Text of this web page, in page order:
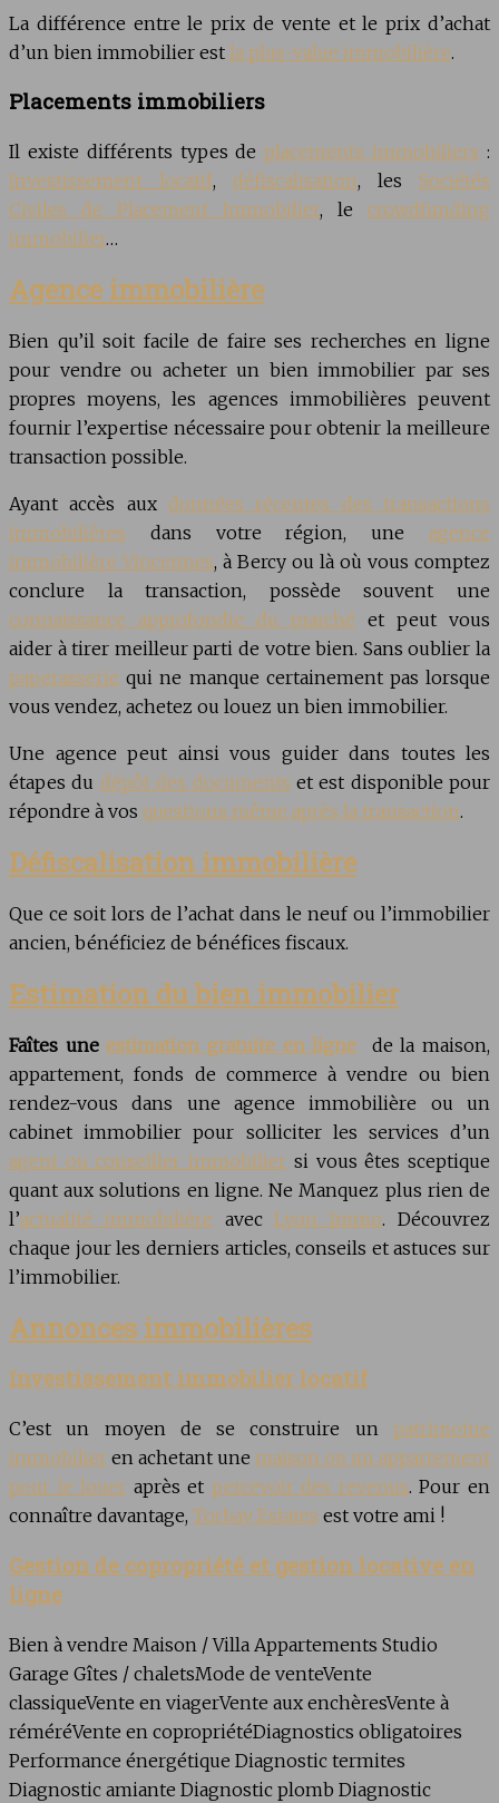
La différence entre le prix de vente et le prix d’achat
d’un bien immobilier est la plus-value immobilière.
Placements immobiliers
Il existe différents types deplacements immobiliers :
Investissement locatif, défiscalisation, les Sociétés
Civiles de Placement Immobilier, le crowdfunding
immobilier…
Agence immobilière
Bien qu’il soit facile de faire ses recherches en ligne
pour vendre ou acheter un bien immobilier par ses
propres moyens, les agences immobilières peuvent
fournir l’expertise nécessaire pour obtenir la meilleure
transaction possible.
Ayant accès aux données récentes des transactions
immobilières dans votre région, une agence
immobilière Vincennes, à Bercy ou là où vous comptez
conclure la transaction, possède souvent une
connaissance approfondie du marché et peut vous
aider à tirer meilleur parti de votre bien. Sans oublier la
paperasserie qui ne manque certainement pas lorsque
vous vendez, achetez ou louez un bien immobilier.
Une agence peut ainsi vous guider dans toutes les
étapes du dépôt des documents et est disponible pour
répondre à vos questions même après la transaction.
Défiscalisation immobilière
Que ce soit lors de l’achat dans le neuf ou l’immobilier
ancien, bénéficiez de bénéfices fiscaux.
Estimation du bien immobilier
Faîtes une estimation gratuite en ligne de la maison,
appartement, fonds de commerce à vendre ou bien
rendez-vous dans une agence immobilière ou un
cabinet immobilier pour solliciter les services d’un
agent ou conseiller immobilier si vous êtes sceptique
quant aux solutions en ligne. Ne Manquez plus rien de
l’actualité immobilière avecLyon Immo. Découvrez
chaque jour les derniers articles, conseils et astuces sur
l’immobilier.
Annonces immobilières
Investissement immobilier locatif
C’est un moyen de se construire un patrimoine
immobilier en achetant une maison ou un appartement
pour le louer après et percevoir des revenus. Pour en
connaître davantage, Torbay Estates est votre ami !
Gestion de copropriété et gestion locative en
ligne
Bien à vendre Maison / Villa Appartements Studio
Garage Gîtes / chaletsMode de venteVente
classiqueVente en viagerVente aux enchèresVente à
réméréVente en copropriétéDiagnostics obligatoires
Performance énergétique Diagnostic termites
Diagnostic amiante Diagnostic plomb Diagnostic